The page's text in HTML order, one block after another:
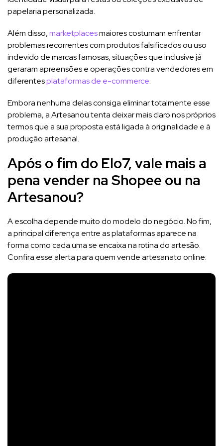
papelaria personalizada.
Além disso,marketplacesmaiores costumam enfrentar
problemas recorrentes com produtos falsificados ou uso
indevido de marcas famosas, situações que inclusive já
geraram apreensões e operações contra vendedores em
diferentesplataformas de e-commerce.
Embora nenhuma delas consiga eliminar totalmente esse
problema, a Artesanou tenta deixar mais claro nos próprios
termos que a sua proposta está ligada à originalidade e à
produção artesanal.
Após o fim do Elo7, vale mais a
pena vender na Shopee ou na
Artesanou?
A escolha depende muito do modelo do negócio. No fim,
a principal diferença entre as plataformas aparece na
forma como cada uma se encaixa na rotina do artesão.
Confira esse alerta para quem vende artesanato online: